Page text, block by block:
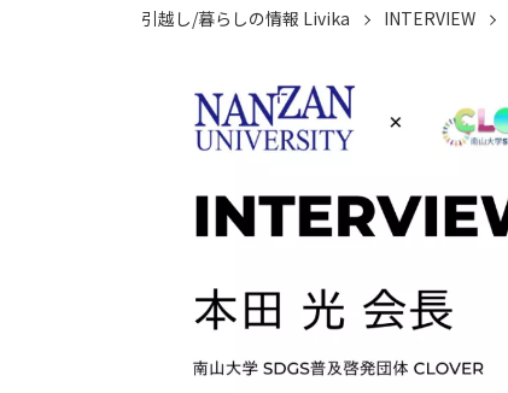
引越し/暮らしの情報 Livika INTERVIEW